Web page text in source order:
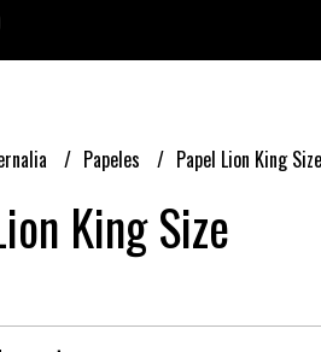
Papeles Papel Lion King Size
King Size